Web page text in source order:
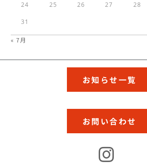
24 25 26 27 28
31
« 7月
お知らせ一覧
お問い合わせ